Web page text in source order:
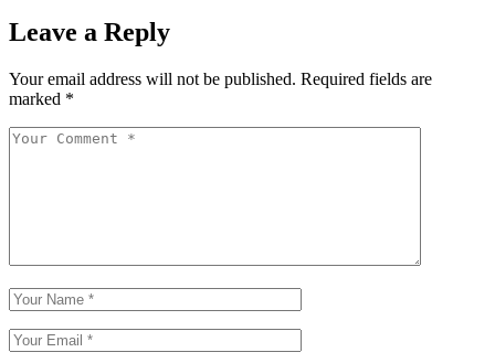
Leave a Reply
Your email address will not be published. Required fields are
marked *